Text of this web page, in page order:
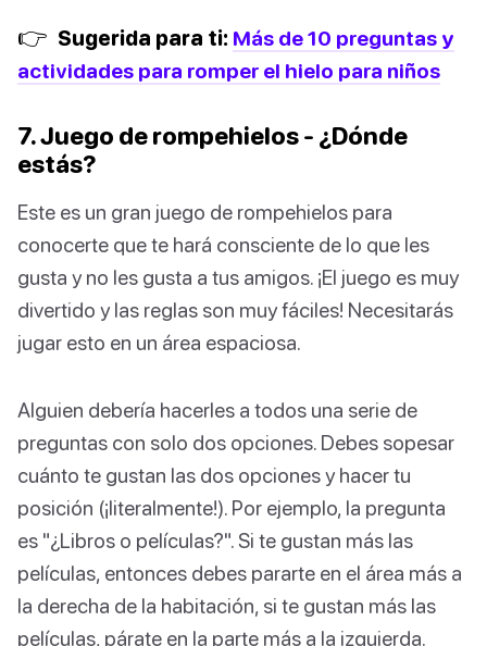
👉 Sugerida para ti: Más de 10 preguntas y
actividades para romper el hielo para niños
7. Juego de rompehielos - ¿Dónde
estás?
Este es un gran juego de rompehielos para
conocerte que te hará consciente de lo que les
gusta y no les gusta a tus amigos. ¡El juego es muy
divertido y las reglas son muy fáciles! Necesitarás
jugar esto en un área espaciosa.
Alguien debería hacerles a todos una serie de
preguntas con solo dos opciones. Debes sopesar
cuánto te gustan las dos opciones y hacer tu
posición (¡literalmente!). Por ejemplo, la pregunta
es "¿Libros o películas?". Si te gustan más las
películas, entonces debes pararte en el área más a
la derecha de la habitación, si te gustan más las
películas, párate en la parte más a la izquierda.